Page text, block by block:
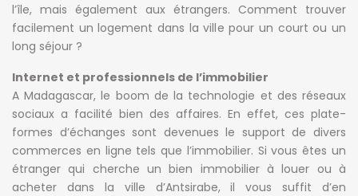
l’île, mais également aux étrangers. Comment trouver
facilement un logement dans la ville pour un court ou un
long séjour ?
Internet et professionnels de l’immobilier
A Madagascar, le boom de la technologie et des réseaux
sociaux a facilité bien des affaires. En effet, ces plate-
formes d’échanges sont devenues le support de divers
commerces en ligne tels que l’immobilier. Si vous êtes un
étranger qui cherche un bien immobilier à louer ou à
acheter dans la ville d’Antsirabe, il vous suffit d’en